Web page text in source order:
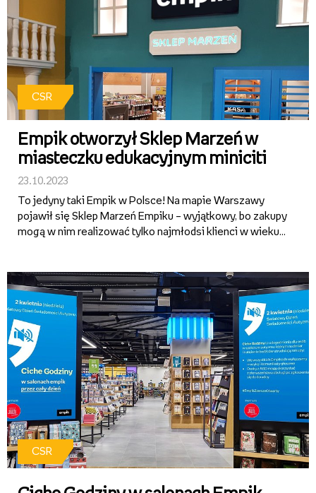
CSR
Empik otworzył Sklep Marzeń w
miasteczku edukacyjnym miniciti
23.10.2023
To jedyny taki Empik w Polsce! Na mapie Warszawy
pojawił się Sklep Marzeń Empiku – wyjątkowy, bo zakupy
mogą w nim realizować tylko najmłodsi klienci w wieku
...
CSR